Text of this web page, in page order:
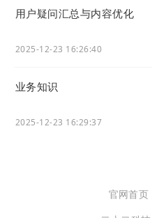
“劳动过程的简单要素
身，劳动对象和劳动资料”
——《资
标准动作、行为固化到
用户疑问汇总与内容优化
2025-12-23 16:26:40
业务知识
2025-12-23 16:29:37
官网首页